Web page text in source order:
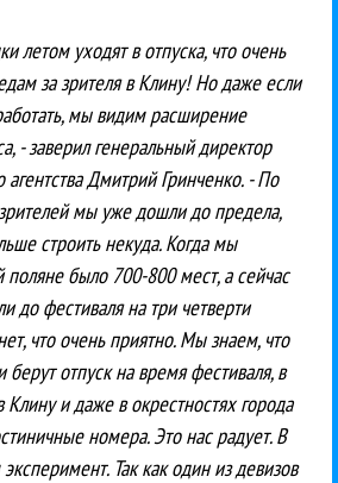
летом уходят в отпуска, что очень
за зрителя в Клину! Но даже если
мы видим расширение
- заверил генеральный директор
агентства Дмитрий Гринченко. - По
мы уже дошли до предела,
строить некуда. Когда мы
поляне было 700-800 мест, а сейчас
до фестиваля на три четверти
что очень приятно. Мы знаем, что
берут отпуск на время фестиваля, в
и даже в окрестностях города
номера. Это нас радует. В
Так как один из девизов